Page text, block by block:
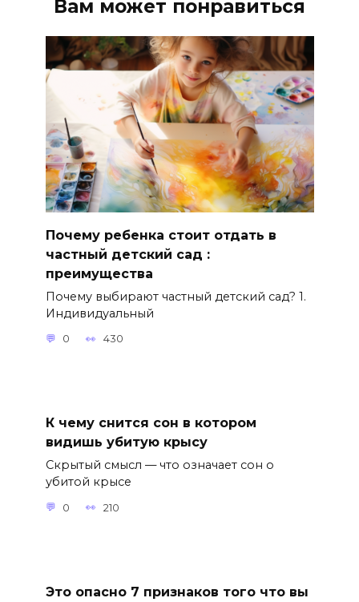
Вам может понравиться
Почему ребенка стоит отдать в
частный детский сад :
преимущества
Почему выбирают частный детский сад? 1.
Индивидуальный
0 430
К чему снится сон в котором
видишь убитую крысу
Скрытый смысл — что означает сон о
убитой крысе
0 210
Это опасно 7 признаков того что вы